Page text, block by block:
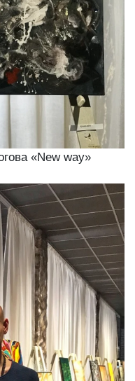
«New way»